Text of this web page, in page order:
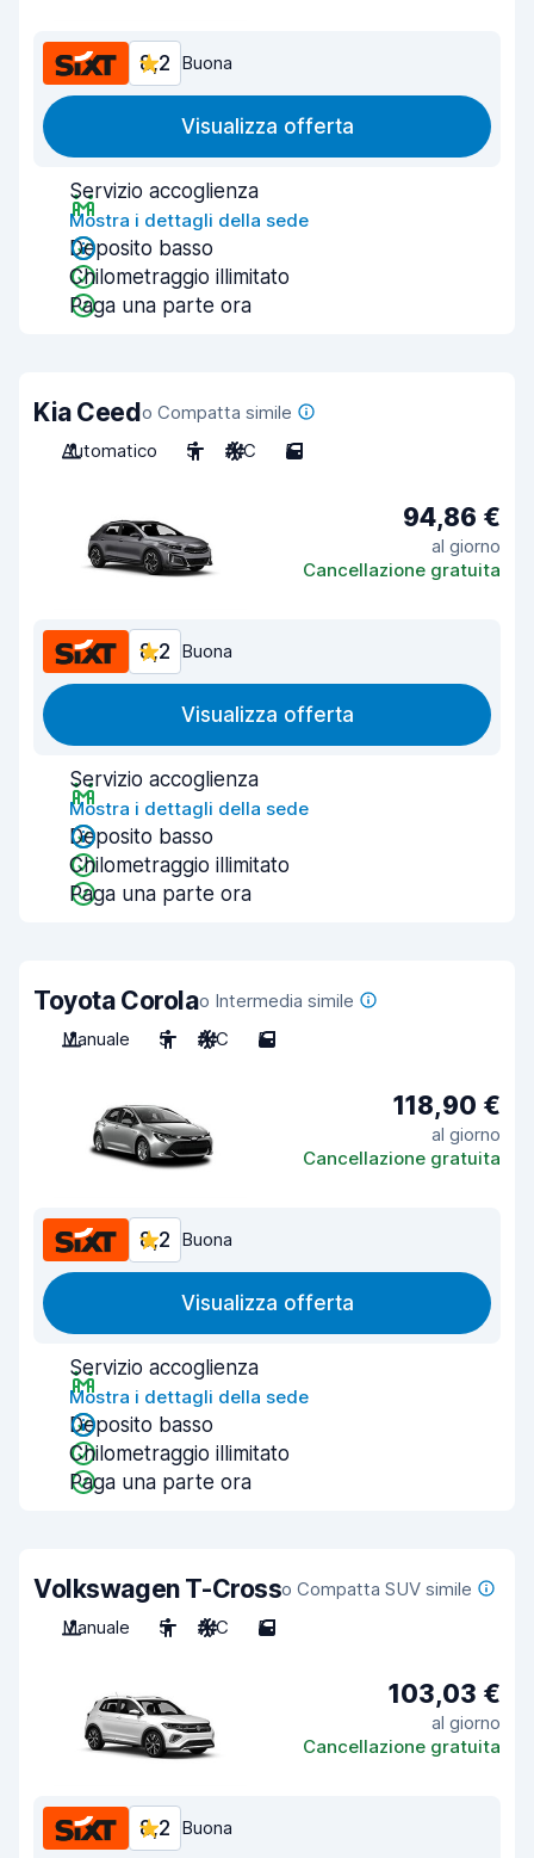
8,2 Buona
Visualizza offerta
Servizio accoglienza
Mostra i dettagli della sede
Deposito basso
Chilometraggio illimitato
Paga una parte ora
Kia Ceedo Compatta simile
Automatico
5 A/C 5
94,86 €
al giorno
Cancellazione gratuita
8,2 Buona
Visualizza offerta
Servizio accoglienza
Mostra i dettagli della sede
Deposito basso
Chilometraggio illimitato
Paga una parte ora
Toyota Corolao Intermedia simile
Manuale
5 A/C 5
118,90 €
al giorno
Cancellazione gratuita
8,2 Buona
Visualizza offerta
Servizio accoglienza
Mostra i dettagli della sede
Deposito basso
Chilometraggio illimitato
Paga una parte ora
Volkswagen T-Crosso Compatta SUV simile
Manuale
5 A/C 5
103,03 €
al giorno
Cancellazione gratuita
8,2 Buona